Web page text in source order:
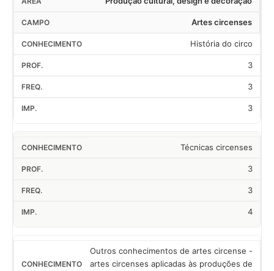
Artes circenses
História do circo
3
3
3
Técnicas circenses
3
3
4
Outros conhecimentos de artes circense -
artes circenses aplicadas às produções de